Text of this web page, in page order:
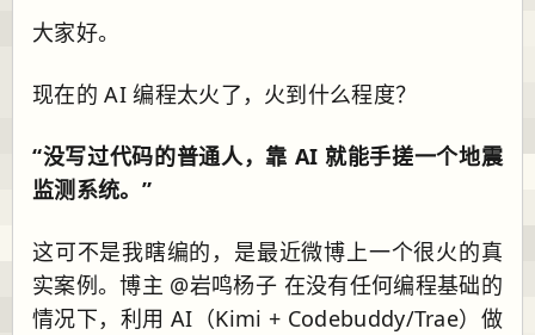
大家好。
现在的 AI 编程太火了，火到什么程度？
“没写过代码的普通人，靠 AI 就能手搓一个地震
监测系统。”
这可不是我瞎编的，是最近微博上一个很火的真
实案例。博主 @岩鸣杨子 在没有任何编程基础的
情况下，利用 AI（Kimi + Codebuddy/Trae）做